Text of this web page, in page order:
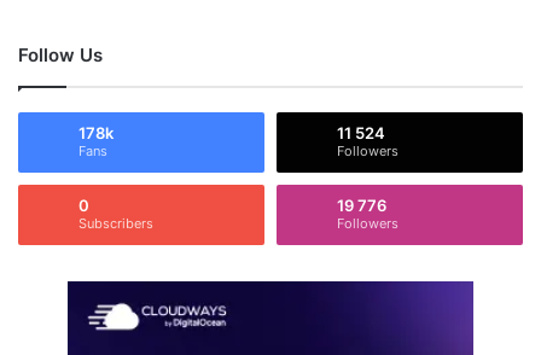
Follow Us
178k
Fans
11 524
Followers
0
Subscribers
19 776
Followers